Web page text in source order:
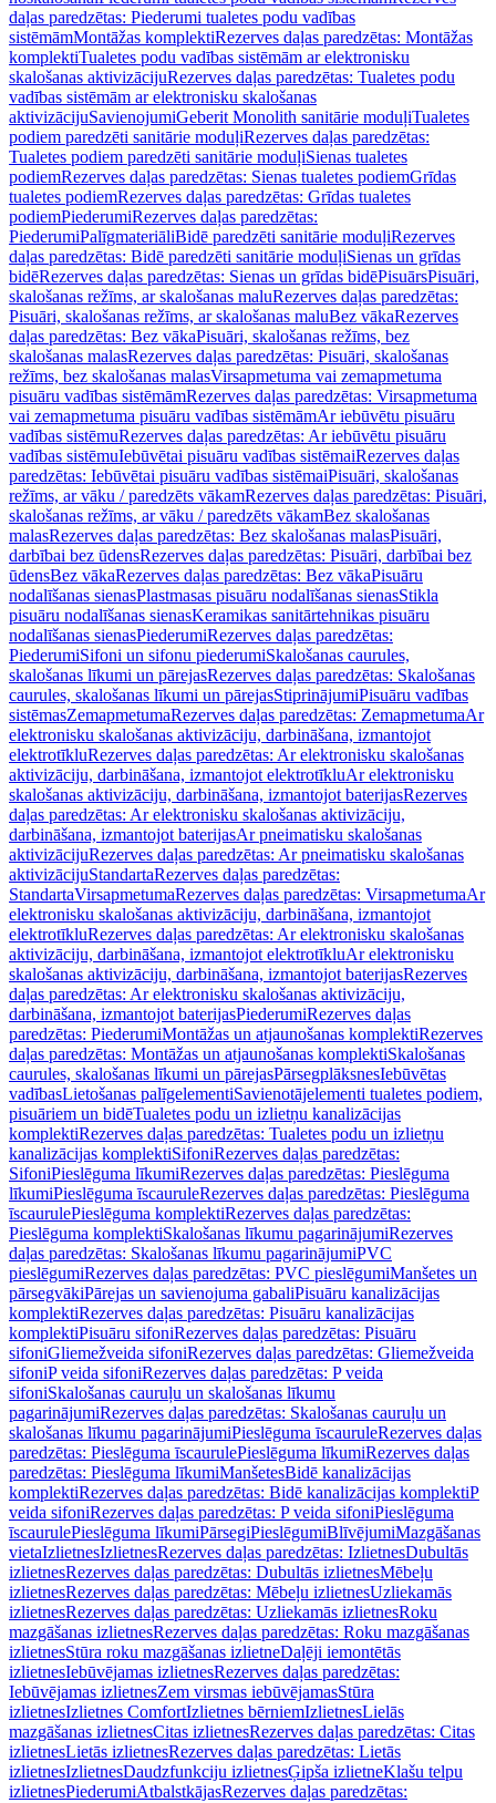
daļas paredzētas: Piederumi tualetes podu vadības
sistēmāmMontāžas komplektiRezerves daļas paredzētas: Montāžas
komplektiTualetes podu vadības sistēmām ar elektronisku
skalošanas aktivizācijuRezerves daļas paredzētas: Tualetes podu
vadības sistēmām ar elektronisku skalošanas
aktivizācijuSavienojumiGeberit Monolith sanitārie moduļiTualetes
podiem paredzēti sanitārie moduļiRezerves daļas paredzētas:
Tualetes podiem paredzēti sanitārie moduļiSienas tualetes
podiemRezerves daļas paredzētas: Sienas tualetes podiemGrīdas
tualetes podiemRezerves daļas paredzētas: Grīdas tualetes
podiemPiederumiRezerves daļas paredzētas:
PiederumiPalīgmateriāliBidē paredzēti sanitārie moduļiRezerves
daļas paredzētas: Bidē paredzēti sanitārie moduļiSienas un grīdas
bidēRezerves daļas paredzētas: Sienas un grīdas bidēPisuārsPisuāri,
skalošanas režīms, ar skalošanas maluRezerves daļas paredzētas:
Pisuāri, skalošanas režīms, ar skalošanas maluBez vākaRezerves
daļas paredzētas: Bez vākaPisuāri, skalošanas režīms, bez
skalošanas malasRezerves daļas paredzētas: Pisuāri, skalošanas
režīms, bez skalošanas malasVirsapmetuma vai zemapmetuma
pisuāru vadības sistēmāmRezerves daļas paredzētas: Virsapmetuma
vai zemapmetuma pisuāru vadības sistēmāmAr iebūvētu pisuāru
vadības sistēmuRezerves daļas paredzētas: Ar iebūvētu pisuāru
vadības sistēmuIebūvētai pisuāru vadības sistēmaiRezerves daļas
paredzētas: Iebūvētai pisuāru vadības sistēmaiPisuāri, skalošanas
režīms, ar vāku / paredzēts vākamRezerves daļas paredzētas: Pisuāri,
skalošanas režīms, ar vāku / paredzēts vākamBez skalošanas
malasRezerves daļas paredzētas: Bez skalošanas malasPisuāri,
darbībai bez ūdensRezerves daļas paredzētas: Pisuāri, darbībai bez
ūdensBez vākaRezerves daļas paredzētas: Bez vākaPisuāru
nodalīšanas sienasPlastmasas pisuāru nodalīšanas sienasStikla
pisuāru nodalīšanas sienasKeramikas sanitārtehnikas pisuāru
nodalīšanas sienasPiederumiRezerves daļas paredzētas:
PiederumiSifoni un sifonu piederumiSkalošanas caurules,
skalošanas līkumi un pārejasRezerves daļas paredzētas: Skalošanas
caurules, skalošanas līkumi un pārejasStiprinājumiPisuāru vadības
sistēmasZemapmetumaRezerves daļas paredzētas: ZemapmetumaAr
elektronisku skalošanas aktivizāciju, darbināšana, izmantojot
elektrotīkluRezerves daļas paredzētas: Ar elektronisku skalošanas
aktivizāciju, darbināšana, izmantojot elektrotīkluAr elektronisku
skalošanas aktivizāciju, darbināšana, izmantojot baterijasRezerves
daļas paredzētas: Ar elektronisku skalošanas aktivizāciju,
darbināšana, izmantojot baterijasAr pneimatisku skalošanas
aktivizācijuRezerves daļas paredzētas: Ar pneimatisku skalošanas
aktivizācijuStandartaRezerves daļas paredzētas:
StandartaVirsapmetumaRezerves daļas paredzētas: VirsapmetumaAr
elektronisku skalošanas aktivizāciju, darbināšana, izmantojot
elektrotīkluRezerves daļas paredzētas: Ar elektronisku skalošanas
aktivizāciju, darbināšana, izmantojot elektrotīkluAr elektronisku
skalošanas aktivizāciju, darbināšana, izmantojot baterijasRezerves
daļas paredzētas: Ar elektronisku skalošanas aktivizāciju,
darbināšana, izmantojot baterijasPiederumiRezerves daļas
paredzētas: PiederumiMontāžas un atjaunošanas komplektiRezerves
daļas paredzētas: Montāžas un atjaunošanas komplektiSkalošanas
caurules, skalošanas līkumi un pārejasPārsegplāksnesIebūvētas
vadībasLietošanas palīgelementiSavienotājelementi tualetes podiem,
pisuāriem un bidēTualetes podu un izlietņu kanalizācijas
komplektiRezerves daļas paredzētas: Tualetes podu un izlietņu
kanalizācijas komplektiSifoniRezerves daļas paredzētas:
SifoniPieslēguma līkumiRezerves daļas paredzētas: Pieslēguma
līkumiPieslēguma īscauruleRezerves daļas paredzētas: Pieslēguma
īscaurulePieslēguma komplektiRezerves daļas paredzētas:
Pieslēguma komplektiSkalošanas līkumu pagarinājumiRezerves
daļas paredzētas: Skalošanas līkumu pagarinājumiPVC
pieslēgumiRezerves daļas paredzētas: PVC pieslēgumiManšetes un
pārsegvākiPārejas un savienojuma gabaliPisuāru kanalizācijas
komplektiRezerves daļas paredzētas: Pisuāru kanalizācijas
komplektiPisuāru sifoniRezerves daļas paredzētas: Pisuāru
sifoniGliemežveida sifoniRezerves daļas paredzētas: Gliemežveida
sifoniP veida sifoniRezerves daļas paredzētas: P veida
sifoniSkalošanas cauruļu un skalošanas līkumu
pagarinājumiRezerves daļas paredzētas: Skalošanas cauruļu un
skalošanas līkumu pagarinājumiPieslēguma īscauruleRezerves daļas
paredzētas: Pieslēguma īscaurulePieslēguma līkumiRezerves daļas
paredzētas: Pieslēguma līkumiManšetesBidē kanalizācijas
komplektiRezerves daļas paredzētas: Bidē kanalizācijas komplektiP
veida sifoniRezerves daļas paredzētas: P veida sifoniPieslēguma
īscaurulePieslēguma līkumiPārsegiPieslēgumiBlīvējumiMazgāšanas
vietaIzlietnesIzlietnesRezerves daļas paredzētas: IzlietnesDubultās
izlietnesRezerves daļas paredzētas: Dubultās izlietnesMēbeļu
izlietnesRezerves daļas paredzētas: Mēbeļu izlietnesUzliekamās
izlietnesRezerves daļas paredzētas: Uzliekamās izlietnesRoku
mazgāšanas izlietnesRezerves daļas paredzētas: Roku mazgāšanas
izlietnesStūra roku mazgāšanas izlietneDaļēji iemontētās
izlietnesIebūvējamas izlietnesRezerves daļas paredzētas:
Iebūvējamas izlietnesZem virsmas iebūvējamasStūra
izlietnesIzlietnes ComfortIzlietnes bērniemIzlietnesLielās
mazgāšanas izlietnesCitas izlietnesRezerves daļas paredzētas: Citas
izlietnesLietās izlietnesRezerves daļas paredzētas: Lietās
izlietnesIzlietnesDaudzfunkciju izlietnesĢipša izlietneKlašu telpu
izlietnesPiederumiAtbalstkājasRezerves daļas paredzētas: